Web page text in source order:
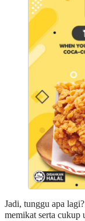
Jadi, tunggu apa
memikat serta cukup